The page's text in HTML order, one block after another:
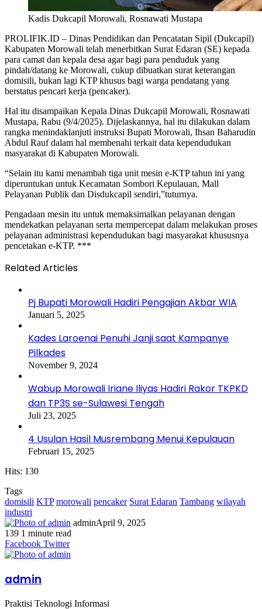
Kadis Dukcapil Morowali, Rosnawati Mustapa
PROLIFIK.ID – Dinas Pendidikan dan Pencatatan Sipil (Dukcapil)
Kabupaten Morowali telah menerbitkan Surat Edaran (SE) kepada
para camat dan kepala desa agar bagi para penduduk yang
pindah/datang ke Morowali, cukup dibuatkan surat keterangan
domisili, bukan lagi KTP khusus bagi warga pendatang yang
berstatus pencari kerja (pencaker).
Hal itu disampaikan Kepala Dinas Dukcapil Morowali, Rosnawati
Mustapa, Rabu (9/4/2025). Dijelaskannya, hal itu dilakukan dalam
rangka menindaklanjuti instruksi Bupati Morowali, Ihsan Baharudin
Abdul Rauf dalam hal membenahi terkait data kependudukan
masyarakat di Kabupaten Morowali.
“Selain itu kami menambah tiga unit mesin e-KTP tahun ini yang
diperuntukan untuk Kecamatan Sombori Kepulauan, Mall
Pelayanan Publik dan Disdukcapil sendiri,”tuturnya.
Pengadaan mesin itu untuk memaksimalkan pelayanan dengan
mendekatkan pelayanan serta mempercepat dalam melakukan proses
pelayanan administrasi kependudukan bagi masyarakat khususnya
pencetakan e-KTP. ***
Related Articles
Pj Bupati Morowali Hadiri Pengajian Akbar WIA
Januari 5, 2025
Kades Laroenai Penuhi Janji saat Kampanye
Pilkades
November 9, 2024
Wabup Morowali Iriane Iliyas Hadiri Rakor TKPKD
dan TP3S se-Sulawesi Tengah
Juli 23, 2025
4 Usulan Hasil Musrembang Menui Kepulauan
Februari 15, 2025
Hits: 130
Tags
domisili KTP morowali pencaker Surat Edaran Tambang wilayah
industri
adminApril 9, 2025
139 1 minute read
Facebook
Twitter
LinkedIn
WhatsApp
Share
via
Print
Facebook TwitterMessenger
Messenger
WhatsApp
Telegram
Share
via
Print
admin
Praktisi Teknologi Informasi